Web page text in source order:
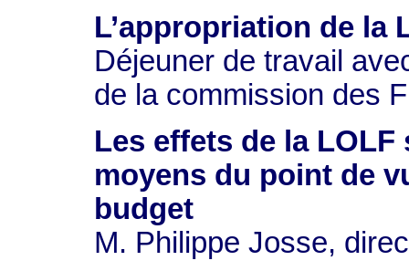
L’appropriation de la
Déjeuner de travail
de la commission des
Les effets de la LOLF
moyens du point de
budget
M. Philippe Josse,